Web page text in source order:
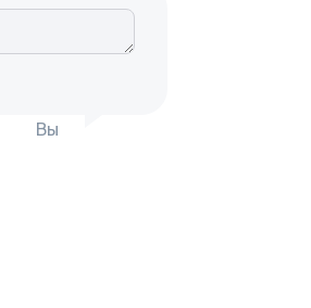
Вы